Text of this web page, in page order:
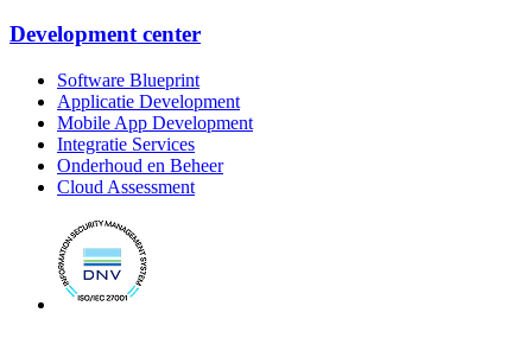
Development center
Software Blueprint
Applicatie Development
Mobile App Development
Integratie Services
Onderhoud en Beheer
Cloud Assessment